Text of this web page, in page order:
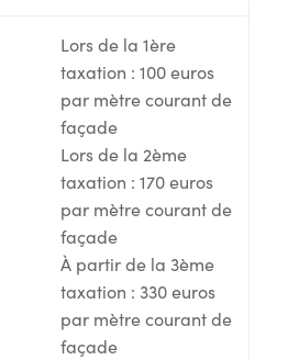
Lors de la 1ère
taxation : 100 euros
par mètre courant de
façade
Lors de la 2ème
taxation : 170 euros
par mètre courant de
façade
À partir de la 3ème
taxation : 330 euros
par mètre courant de
façade